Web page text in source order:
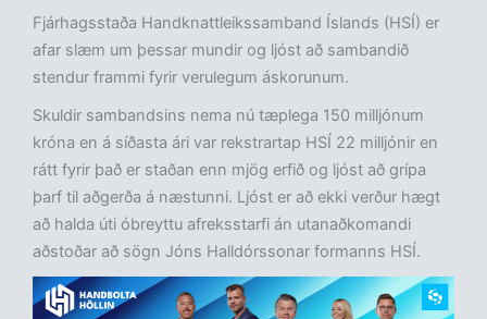
Fjárhagsstaða Handknattleikssamband Íslands (HSÍ) er
afar slæm um þessar mundir og ljóst að sambandið
stendur frammi fyrir verulegum áskorunum.
Skuldir sambandsins nema nú tæplega 150 milljónum
króna en á síðasta ári var rekstrartap HSÍ 22 milljónir en
rátt fyrir það er staðan enn mjög erfið og ljóst að grípa
þarf til aðgerða á næstunni. Ljóst er að ekki verður hægt
að halda úti óbreyttu afreksstarfi án utanaðkomandi
aðstoðar að sögn Jóns Halldórssonar formanns HSÍ.